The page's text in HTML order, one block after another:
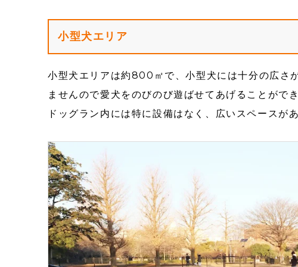
小型犬エリア
小型犬エリアは約800㎡で、小型犬には十分の広さ
ませんので愛犬をのびのび遊ばせてあげることができ
ドッグラン内には特に設備はなく、広いスペースが